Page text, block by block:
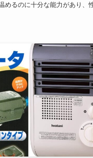
めるのに十分な能力があり、